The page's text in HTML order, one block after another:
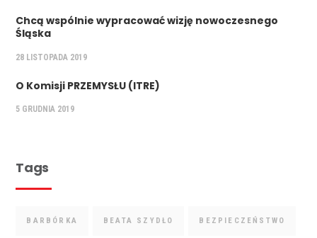
Chcą wspólnie wypracować wizję nowoczesnego
Śląska
28 LISTOPADA 2019
O Komisji PRZEMYSŁU (ITRE)
5 GRUDNIA 2019
Tags
BARBÓRKA BEATA SZYDŁO BEZPIECZEŃSTWO